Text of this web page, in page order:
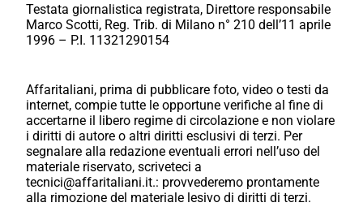
Testata giornalistica registrata, Direttore responsabile
Marco Scotti, Reg. Trib. di Milano n° 210 dell’11 aprile
1996 – P.I. 11321290154
Affaritaliani, prima di pubblicare foto, video o testi da
internet, compie tutte le opportune verifiche al fine di
accertarne il libero regime di circolazione e non violare
i diritti di autore o altri diritti esclusivi di terzi. Per
segnalare alla redazione eventuali errori nell’uso del
materiale riservato, scriveteci a
tecnici@affaritaliani.it.: provvederemo prontamente
alla rimozione del materiale lesivo di diritti di terzi.